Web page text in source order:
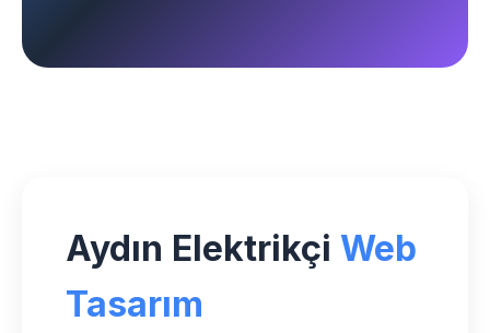
Aydın Elektrikçi Web
Tasarım